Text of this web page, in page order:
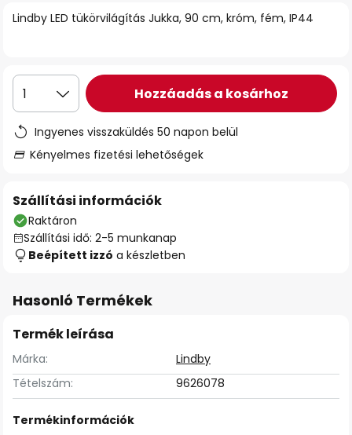
Lindby LED tükörvilágítás Jukka, 90 cm, króm, fém, IP44
1 Hozzáadás a kosárhoz
Ingyenes visszaküldés 50 napon belül
Kényelmes fizetési lehetőségek
Szállítási információk
Raktáron
Szállítási idő: 2-5 munkanap
Beépített izzó a készletben
Hasonló Termékek
Termék leírása
Márka:
Lindby
Tételszám:
9626078
Termékinformációk